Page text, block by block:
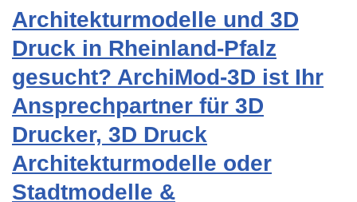
Architekturmodelle und 3D
Druck in Rheinland-Pfalz
gesucht? ArchiMod-3D ist Ihr
Ansprechpartner für 3D
Drucker, 3D Druck
Architekturmodelle oder
Stadtmodelle &